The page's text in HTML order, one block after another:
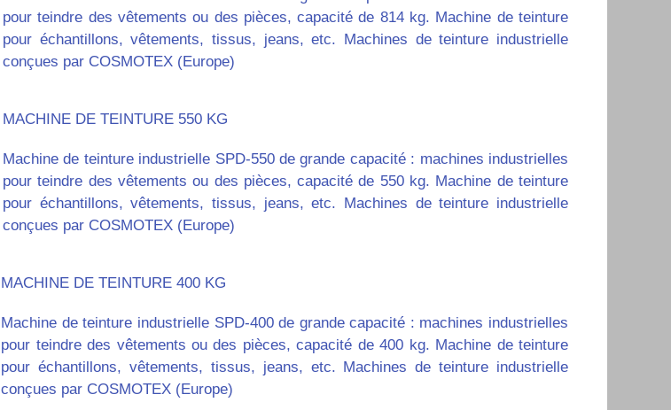
pour teindre des vêtements ou des pièces, capacité de 814 kg. Machine de teinture
pour échantillons, vêtements, tissus, jeans, etc. Machines de teinture industrielle
conçues par COSMOTEX (Europe)
MACHINE DE TEINTURE 550 KG
Machine de teinture industrielle SPD-550 de grande capacité : machines industrielles
pour teindre des vêtements ou des pièces, capacité de 550 kg. Machine de teinture
pour échantillons, vêtements, tissus, jeans, etc. Machines de teinture industrielle
conçues par COSMOTEX (Europe)
MACHINE DE TEINTURE 400 KG
Machine de teinture industrielle SPD-400 de grande capacité : machines industrielles
pour teindre des vêtements ou des pièces, capacité de 400 kg. Machine de teinture
pour échantillons, vêtements, tissus, jeans, etc. Machines de teinture industrielle
conçues par COSMOTEX (Europe)